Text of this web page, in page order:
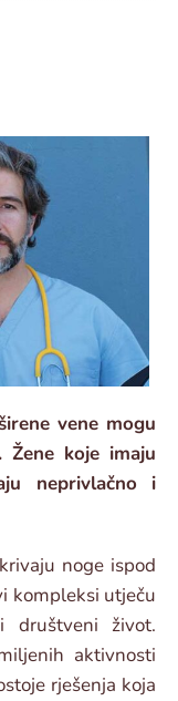
vene mogu
Žene koje imaju
neprivlačno i
noge ispod
kompleksi utječu
društveni život.
aktivnosti
rješenja koja